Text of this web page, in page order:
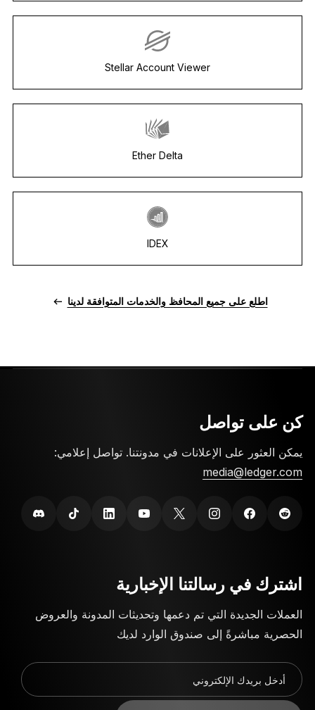
Stellar Account Viewer
Ether Delta
IDEX
اطلع على جميع المحافظ والخدمات المتوافقة لدينا
كن على تواصل
يمكن العثور على الإعلانات في مدونتنا. تواصل إعلامي:
media@ledger.com
اشترك في رسالتنا الإخبارية
العملات الجديدة التي تم دعمها وتحديثات المدونة والعروض
الحصرية مباشرةً إلى صندوق الوارد لديك
أدخل بريدك الإلكتروني